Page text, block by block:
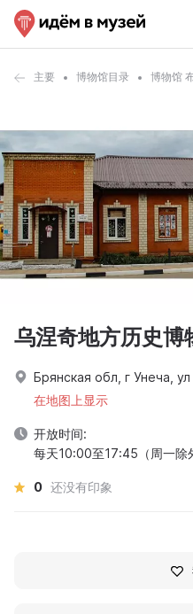
主要 博物馆目录 博物馆
乌涅奇地方历史博
Брянская обл, г Унеча,
在地图上显示
开放时间:
每天10:00至17:45（周一除
0 还没有印象